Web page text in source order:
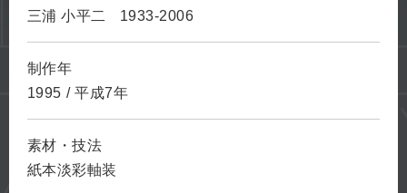
三浦 小平二
1933-2006
制作年
1995 / 平成7年
素材・技法
紙本淡彩軸装